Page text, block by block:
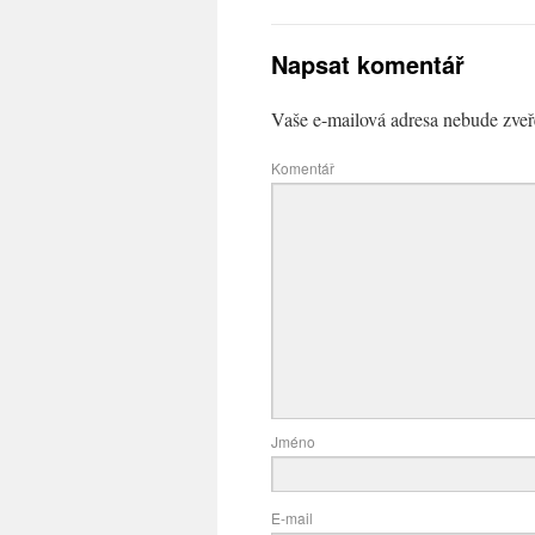
Napsat komentář
Vaše e-mailová adresa nebude
Komentář
Jméno
E-mail